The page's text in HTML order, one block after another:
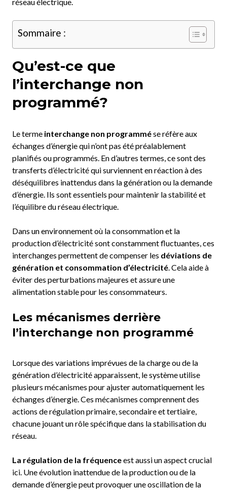
Sommaire :
Qu’est-ce que
l’interchange non
programmé?
Le terme interchange non programmése réfère aux
échanges d’énergie qui n’ont pas été préalablement
planifiés ou programmés. En d’autres termes, ce sont des
transferts d’électricité qui surviennent en réaction à des
déséquilibres inattendus dans la génération ou la demande
d’énergie. Ils sont essentiels pour maintenir la stabilité et
l’équilibre du réseau électrique.
Dans un environnement où la consommation et la
production d’électricité sont constamment fluctuantes, ces
interchanges permettent de compenser les déviations de
génération et consommation d’électricité. Cela aide à
éviter des perturbations majeures et assure une
alimentation stable pour les consommateurs.
Les mécanismes derrière
l’interchange non programmé
Lorsque des variations imprévues de la charge ou de la
génération d’électricité apparaissent, le système utilise
plusieurs mécanismes pour ajuster automatiquement les
échanges d’énergie. Ces mécanismes comprennent des
actions de régulation primaire, secondaire et tertiaire,
chacune jouant un rôle spécifique dans la stabilisation du
réseau.
La régulation de la fréquenceest aussi un aspect crucial
ici. Une évolution inattendue de la production ou de la
demande d’énergie peut provoquer une oscillation de la